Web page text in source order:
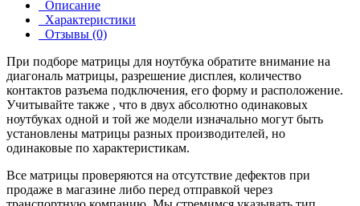
Описание
Характеристики
Отзывы (0)
При подборе матрицы для ноутбука обратите внимание на
диагональ матрицы, разрешение дисплея, количество
контактов разъема подключения, его форму и расположение.
Учитывайте также , что в двух абсолютно одинаковых
ноутбуках одной и той же модели изначально могут быть
установлены матрицы разных производителей, но
одинаковые по характеристикам.
Все матрицы проверяются на отсутствие дефектов при
продаже в магазине либо перед отправкой через